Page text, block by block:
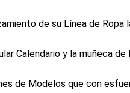
de su Línea de Ropa
Calendario y la muñeca de
de Modelos que con